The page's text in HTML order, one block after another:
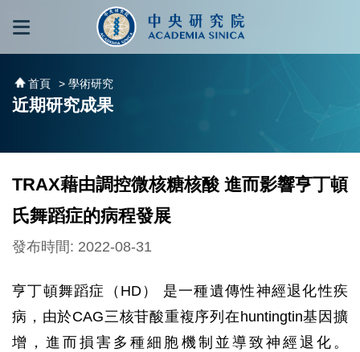
跳到主要內容區塊
首頁 > 學術研究
近期研究成果
TRAX藉由調控微核糖核酸 進而影響亨丁頓
氏舞蹈症的病程發展
發布時間: 2022-08-31
亨丁頓舞蹈症（HD） 是一種遺傳性神經退化性疾
病，由於CAG三核苷酸重複序列在huntingtin基因擴
增，進而損害多種細胞機制並導致神經退化。